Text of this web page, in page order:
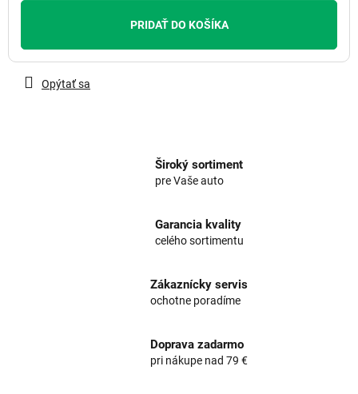
PRIDAŤ DO KOŠÍKA
Opýtať sa
Široký sortiment
pre Vaše auto
Garancia kvality
celého sortimentu
Zákaznícky servis
ochotne poradíme
Doprava zadarmo
pri nákupe nad 79 €